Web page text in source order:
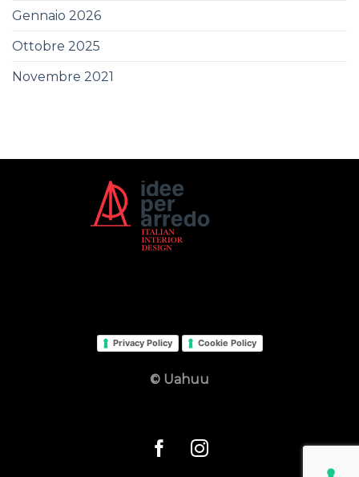
Gennaio 2026
Ottobre 2025
Novembre 2021
Privacy Policy Cookie Policy
© Uahuu